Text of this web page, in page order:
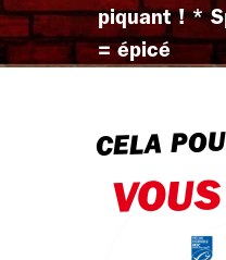
piquant ! *
= épicé
CELA